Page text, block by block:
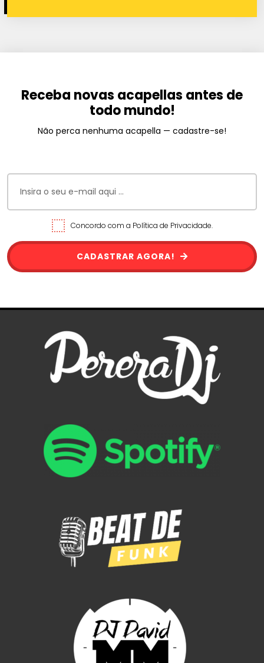
Receba novas acapellas antes de
todo mundo!
Não perca nenhuma acapella — cadastre-se!
Concordo com a Política de Privacidade.
CADASTRAR AGORA!